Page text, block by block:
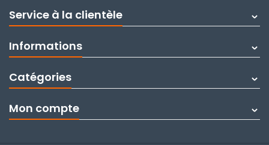
Service à la clientèle
Informations
Catégories
Mon compte